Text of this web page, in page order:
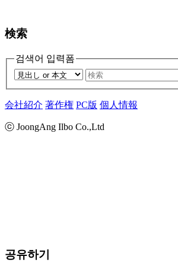
検索
검색어 입력폼
会社紹介 著作権 PC版 個人情報
ⓒ JoongAng Ilbo Co.,Ltd
공유하기